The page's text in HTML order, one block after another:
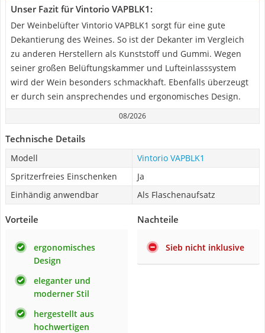
Unser Fazit für Vintorio VAPBLK1:
Der Weinbelüfter Vintorio VAPBLK1 sorgt für eine gute
Dekantierung des Weines. So ist der Dekanter im Vergleich
zu anderen Herstellern als Kunststoff und Gummi. Wegen
seiner großen Belüftungskammer und Lufteinlasssystem
wird der Wein besonders schmackhaft. Ebenfalls überzeugt
er durch sein ansprechendes und ergonomisches Design.
08/2026
Technische Details
Modell
Vintorio VAPBLK1
Spritzerfreies Einschenken
Ja
Einhändig anwendbar
Als Flaschenaufsatz
Vorteile
ergonomisches
Design
eleganter und
moderner Stil
hergestellt aus
hochwertigen
Nachteile
Sieb nicht inklusive